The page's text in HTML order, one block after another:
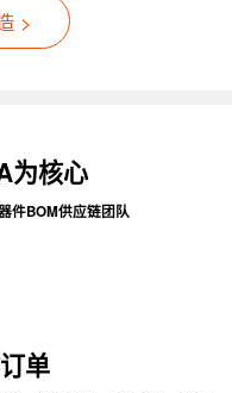
>
为核心
件BOM供应链团队
单